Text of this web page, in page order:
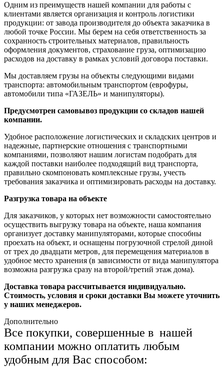
Одним из преимуществ нашей компании для работы с
клиентами является организация и контроль логистики
продукции: от завода производителя до объекта заказчика в
любой точке России. Мы берем на себя ответственность за
сохранность строительных материалов, правильность
оформления документов, страхование груза, оптимизацию
расходов на доставку в рамках условий договора поставки.
Мы доставляем грузы на объекты следующими видами
транспорта: автомобильным транспортом (еврофуры,
автомобили типа «ГАЗЕЛЬ» и манипуляторы).
Предусмотрен самовывоз продукции со складов нашей
компании.
Удобное расположение логистических и складских центров и
надежные, партнерские отношения с транспортными
компаниями, позволяют нашим логистам подобрать для
каждой поставки наиболее подходящий вид транспорта,
правильно скомпоновать комплексные грузы, учесть
требования заказчика и оптимизировать расходы на доставку.
Разгрузка товара на объекте
Для заказчиков, у которых нет возможности самостоятельно
осуществить выгрузку товара на объекте, наша компания
организует доставку манипуляторами, которые способны
проехать на объект, и оснащены погрузочной стрелой диной
от трех до двадцати метров, для перемещения материалов в
удобное место хранения (в зависимости от вида манипулятора
возможна разгрузка сразу на второй/третий этаж дома).
Доставка товара рассчитывается индивидуально.
Стоимость, условия и сроки доставки Вы можете уточнить
у наших менеджеров.
Дополнительно
Все покупки, совершенные в нашей
компании можно оплатить любым
удобным для Вас способом: